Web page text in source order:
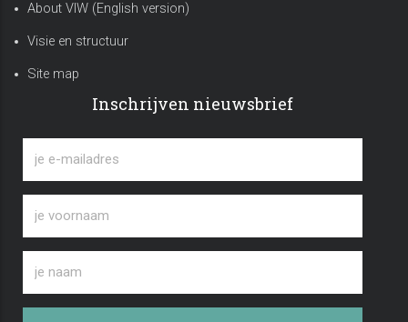
About VIW (English version)
Visie en structuur
Site map
Inschrijven nieuwsbrief